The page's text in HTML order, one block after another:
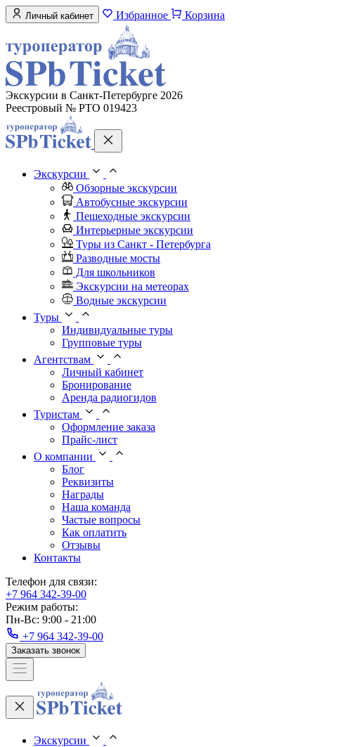
Личный кабинет Избранное Корзина
Экскурсии в Санкт-Петербурге 2026
Реестровый № РТО 019423
Экскурсии
Обзорные экскурсии
Автобусные экскурсии
Пешеходные экскурсии
Интерьерные экскурсии
Туры из Санкт - Петербурга
Разводные мосты
Для школьников
Экскурсии на метеорах
Водные экскурсии
Туры
Индивидуальные туры
Групповые туры
Агентствам
Личный кабинет
Бронирование
Аренда радиогидов
Туристам
Оформление заказа
Прайс-лист
О компании
Блог
Реквизиты
Награды
Наша команда
Частые вопросы
Как оплатить
Отзывы
Контакты
Телефон для связи:
+7 964 342-39-00
Режим работы:
Пн-Вс: 9:00 - 21:00
+7 964 342-39-00
Заказать звонок
Экскурсии